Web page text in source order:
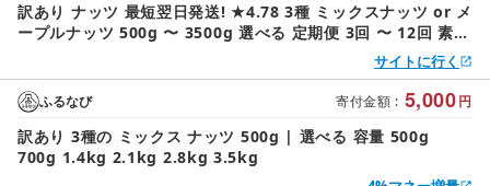
訳あり ナッツ 最短翌日発送! ★4.78 3種 ミックスナッツ or メ
ープルナッツ 500g 〜 3500g 選べる 定期便 3回 〜 12回 素焼
き アーモンド 生くるみ 素焼き カシューナッツ 熊本 和水町 お
やつ 大容量 健康食 無塩 無添加 焙煎 人気 お菓子 スイーツ
サイトに行く
寄付金額 : 5,000円
ふるなび
訳あり 3種の ミックス ナッツ 500g | 選べる 容量 500g
700g 1.4kg 2.1kg 2.8kg 3.5kg